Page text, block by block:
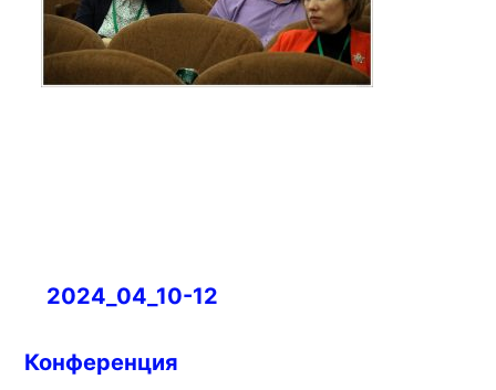
Навигация
записям
2024_04_10-12
Конференция